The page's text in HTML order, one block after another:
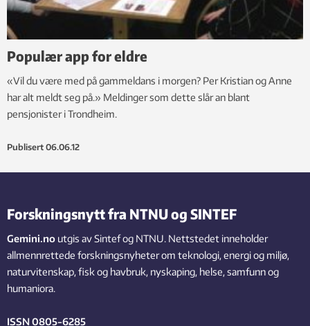
Populær app for eldre
«Vil du være med på gammeldans i morgen? Per Kristian og Anne
har alt meldt seg på.» Meldinger som dette slår an blant
pensjonister i Trondheim.
Publisert 06.06.12
Forskningsnytt fra NTNU og SINTEF
Gemini.no utgis av Sintef og NTNU. Nettstedet inneholder
allmennrettede forskningsnyheter om teknologi, energi og miljø,
naturvitenskap, fisk og havbruk, nyskaping, helse, samfunn og
humaniora.
ISSN 0805-6285